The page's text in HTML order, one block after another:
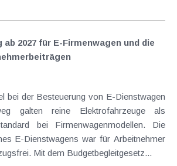
ab 2027 für E-Firmenwagen und die
bei der Besteuerung von E-Dienstwagen
galten reine Elektrofahrzeuge als
bei Firmenwagenmodellen. Die
E-Dienstwagens war für Arbeitnehmer
Mit dem Budgetbegleitgesetz...